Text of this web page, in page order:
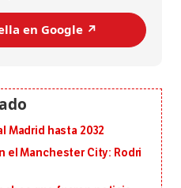
en Google ↗️
Madrid hasta 2032
el Manchester City: Rodri